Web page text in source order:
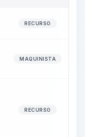
RECURSO
MAQUINISTA
RECURSO